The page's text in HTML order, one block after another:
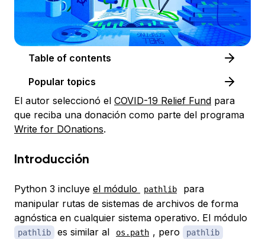
Table of contents
Popular topics
El autor seleccionó el COVID-19 Relief Fund para
que reciba una donación como parte del programa
Write for DOnations.
Introducción
Python 3 incluye el módulo pathlib
para
manipular rutas de sistemas de archivos de forma
agnóstica en cualquier sistema operativo. El módulo
pathlib es similar al os.path , pero pathlib